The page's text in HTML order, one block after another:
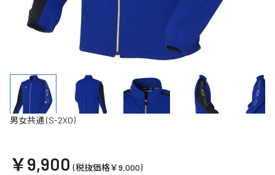
男女共通 (S-2XO)
￥9,900 (税抜価格￥9,000)